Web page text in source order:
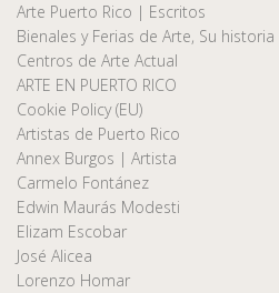
Arte Puerto Rico | Escritos
Bienales y Ferias de Arte, Su historia
Centros de Arte Actual
ARTE EN PUERTO RICO
Cookie Policy (EU)
Artistas de Puerto Rico
Annex Burgos | Artista
Carmelo Fontánez
Edwin Maurás Modesti
Elizam Escobar
José Alicea
Lorenzo Homar